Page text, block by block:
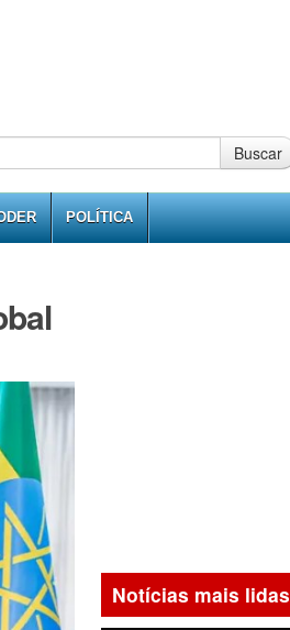
Buscar
POLÍTICA
Notícias mais lidas